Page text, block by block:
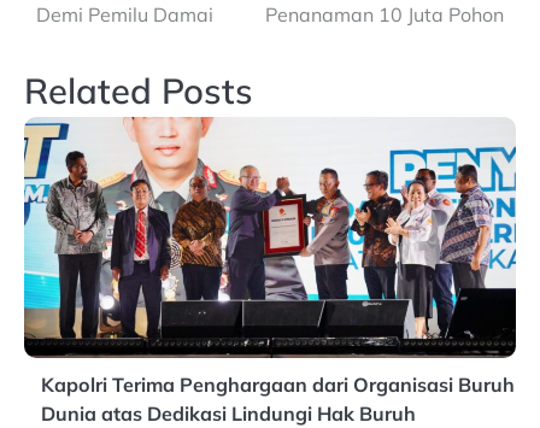
Demi Pemilu Damai
Penanaman 10 Juta Pohon
Related Posts
Kapolri Terima Penghargaan dari Organisasi Buruh
Dunia atas Dedikasi Lindungi Hak Buruh